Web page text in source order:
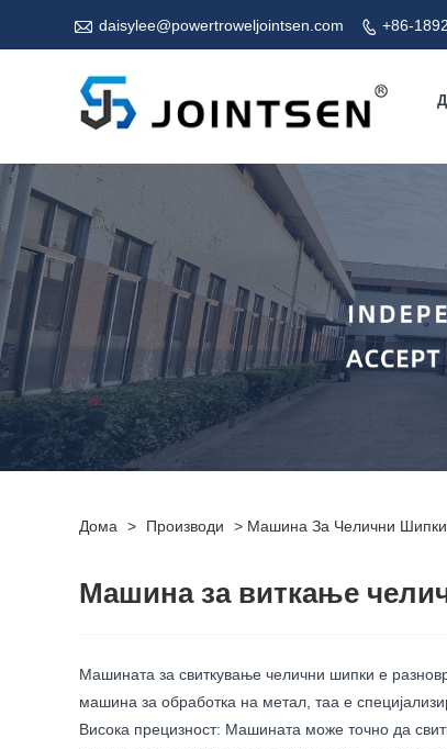
 daisylee@powertroweljointsen.com  +86-
Дома > Производи > Машина За Челични Шипки
Машина за виткање
Машината за свиткување челични шипки е
машина за обработка на метал, таа е
Висока прецизност: Машината може точно да